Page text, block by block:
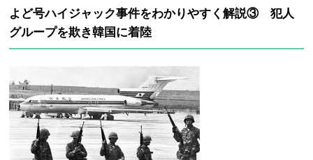
よど号ハイジャック事件をわかりやすく解説③ 犯人
グループを欺き韓国に着陸